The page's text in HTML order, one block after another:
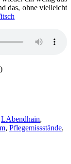
das, ohne vielleicht
LAbendhain,
, Pflegemissstände,